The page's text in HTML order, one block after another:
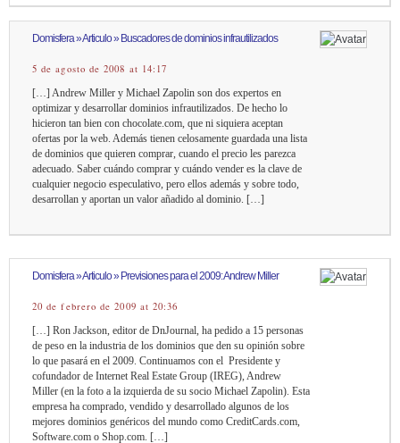
Domisfera » Articulo » Buscadores de dominios infrautilizados
5 de agosto de 2008 at 14:17
[…] Andrew Miller y Michael Zapolin son dos expertos en
optimizar y desarrollar dominios infrautilizados. De hecho lo
hicieron tan bien con chocolate.com, que ni siquiera aceptan
ofertas por la web. Además tienen celosamente guardada una lista
de dominios que quieren comprar, cuando el precio les parezca
adecuado. Saber cuándo comprar y cuándo vender es la clave de
cualquier negocio especulativo, pero ellos además y sobre todo,
desarrollan y aportan un valor añadido al dominio. […]
Domisfera » Articulo » Previsiones para el 2009: Andrew Miller
20 de febrero de 2009 at 20:36
[…] Ron Jackson, editor de DnJournal, ha pedido a 15 personas
de peso en la industria de los dominios que den su opinión sobre
lo que pasará en el 2009. Continuamos con el Presidente y
cofundador de Internet Real Estate Group (IREG), Andrew
Miller (en la foto a la izquierda de su socio Michael Zapolin). Esta
empresa ha comprado, vendido y desarrollado algunos de los
mejores dominios genéricos del mundo como CreditCards.com,
Software.com o Shop.com. […]